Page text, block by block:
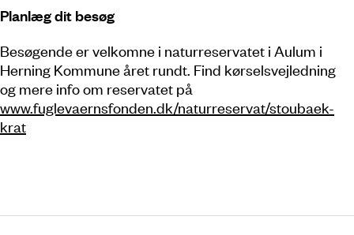
Planlæg dit besøg
Besøgende er velkomne i naturreservatet i Aulum i
Herning Kommune året rundt. Find kørselsvejledning
og mere info om reservatet på
www.fuglevaernsfonden.dk/naturreservat/stoubaek-
krat